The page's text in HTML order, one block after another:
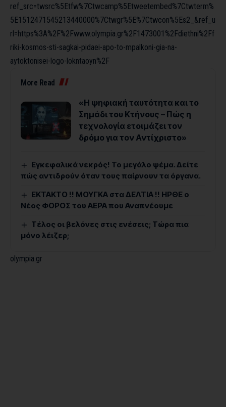
ref_src=twsrc%5Etfw%7Ctwcamp%5Etweetembed%7Ctwterm%
5E1512471545213440000%7Ctwgr%5E%7Ctwcon%5Es2_&ref_u
rl=https%3A%2F%2Fwww.olympia.gr%2F1473001%2Fdiethni%2Ff
riki-kosmos-sti-sagkai-pidaei-apo-to-mpalkoni-gia-na-
aytoktonisei-logo-lokntaoyn%2F
More Read
«Η ψηφιακή ταυτότητα και το
Σημάδι του Κτήνους – Πώς η
τεχνολογία ετοιμάζει τον
δρόμο για τον Αντίχριστο»
Εγκεφαλικά νεκρός! Το μεγάλο ψέμα. Δείτε
πώς αντιδρούν όταν τους παίρνουν τα όργανα.
ΕΚΤΑΚΤΟ !! ΜΟΥΓΚΑ στα ΔΕΛΤΙΑ !! ΗΡΘΕ ο
Νέος ΦΟΡΟΣ του ΑΕΡΑ που Αναπνέουμε
Τέλος οι βελόνες στις ενέσεις; Τώρα πια
μόνο λέιζερ;
olympia.gr